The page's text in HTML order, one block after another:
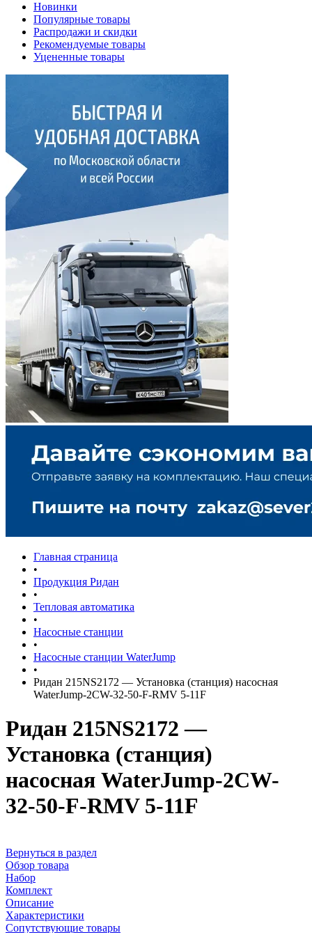
Новинки
Популярные товары
Распродажи и скидки
Рекомендуемые товары
Уцененные товары
Главная страница
•
Продукция Ридан
•
Тепловая автоматика
•
Насосные станции
•
Насосные станции WaterJump
•
Ридан 215NS2172 — Установка (станция) насосная
WaterJump-2CW-32-50-F-RMV 5-11F
Ридан 215NS2172 —
Установка (станция)
насосная WaterJump-2CW-
32-50-F-RMV 5-11F
Вернуться в раздел
Обзор товара
Набор
Комплект
Описание
Характеристики
Сопутствующие товары